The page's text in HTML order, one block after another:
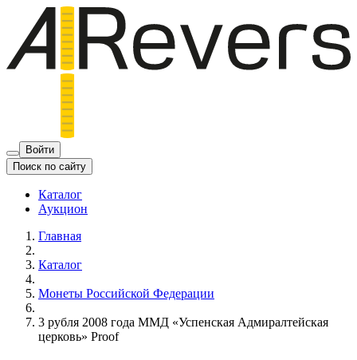
Войти
Поиск по сайту
Каталог
Аукцион
Главная
Каталог
Монеты Российской Федерации
3 рубля 2008 года ММД «Успенская Адмиралтейская
церковь» Proof